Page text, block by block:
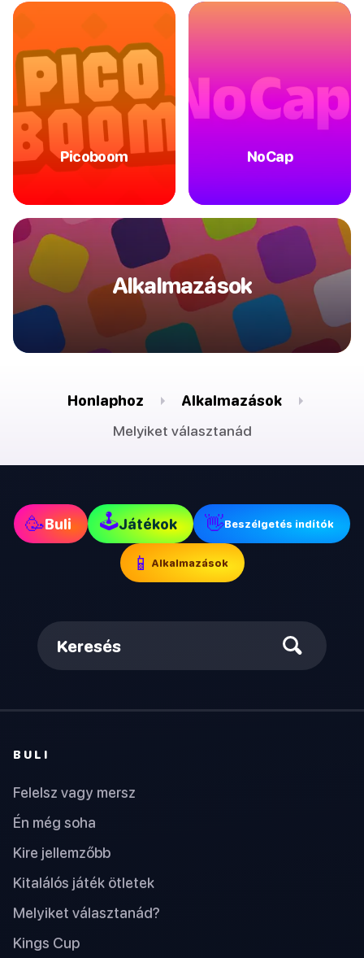
Picoboom NoCap
Alkalmazások
Honlaphoz
Alkalmazások
Melyiket választanád
🥳Buli 🕹Játékok 👋Beszélgetés indítók
📱 Alkalmazások
Keresés
BULI
Felelsz vagy mersz
Én még soha
Kire jellemzőbb
Kitalálós játék ötletek
Melyiket választanád?
Kings Cup